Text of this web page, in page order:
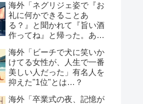
海外「ネグリジェ姿で『お
礼に何かできることあ
る？』と聞かれて『旨い酒
作ってね』と帰った。あれ
る男たちの後悔談…
海外「ビーチで犬に笑いか
けてる女性が、人生で一番
美しい人だった」有名人を
抑えた"1位"とは…？
海外「卒業式の夜、記憶が